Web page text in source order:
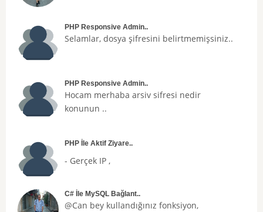
PHP Responsive Admin..
Selamlar, dosya şifresini belirtmemişsiniz..
PHP Responsive Admin..
Hocam merhaba arsiv sifresi nedir
konunun ..
PHP İle Aktif Ziyare..
- Gerçek IP ,
C# İle MySQL Bağlant..
@Can bey kullandığınız fonksiyon,